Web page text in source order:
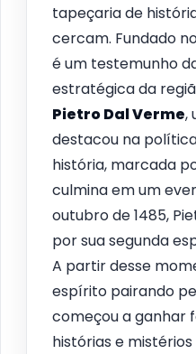
tapeçaria de
cercam. Fundado
é um testemunho
estratégica da
Pietro Dal Verme,
destacou na
história, marcada
culmina em um
outubro de 1485,
por sua segunda
A partir desse
espírito pairando
começou a ganhar
histórias e